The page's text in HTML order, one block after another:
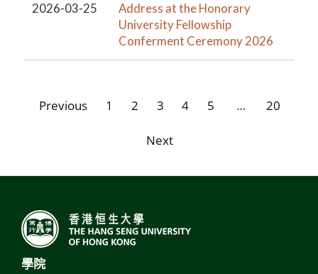
2026-03-25
Address at the Honorary
University Fellowship
Conferment Ceremony 2026
Previous 1 2 3 4 5 … 20
Next
學院